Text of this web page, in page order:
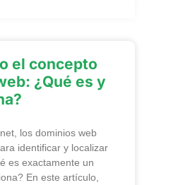
el concepto
¿Qué es y
los dominios web
identificar y localizar
es exactamente un
En este artículo,